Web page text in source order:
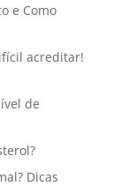
e Como
acreditar!
de
Dicas